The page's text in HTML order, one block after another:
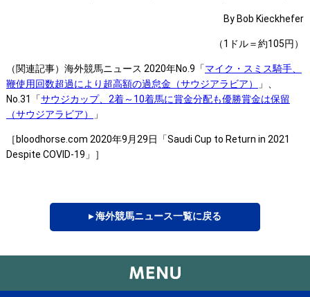
By Bob Kieckhefer
（1ドル＝約105円）
（関連記事）海外競馬ニュース 2020年No.9「マイク・スミス騎手、
鞭使用回数超過により超高額の過怠金（サウジアラビア）
」、
No.31「サウジカップ、2着～10着馬に賞金分配も優勝賞金は保留
（サウジアラビア）
」
［bloodhorse.com 2020年9月29日「Saudi Cup to Return in 2021
Despite COVID-19」］
▸ 海外競馬ニュース一覧に戻る